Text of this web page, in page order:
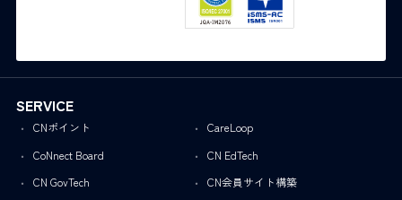
SERVICE
CNポイント
CareLoop
CoNnect Board
CN EdTech
CN GovTech
CN会員サイト構築